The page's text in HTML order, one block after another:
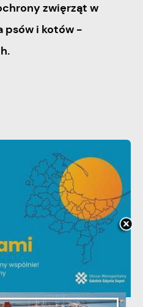
zwięrząt w
psów i kotów -